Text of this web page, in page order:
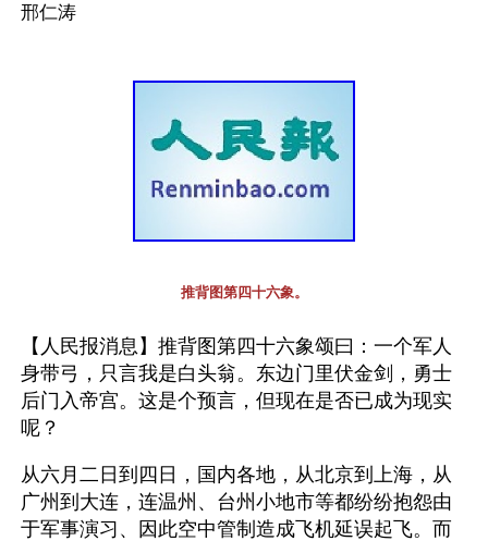
邢仁涛
推背图第四十六象。
【人民报消息】推背图第四十六象颂曰：一个军人
身带弓，只言我是白头翁。东边门里伏金剑，勇士
后门入帝宫。这是个预言，但现在是否已成为现实
呢？
从六月二日到四日，国内各地，从北京到上海，从
广州到大连，连温州、台州小地市等都纷纷抱怨由
于军事演习、因此空中管制造成飞机延误起飞。而